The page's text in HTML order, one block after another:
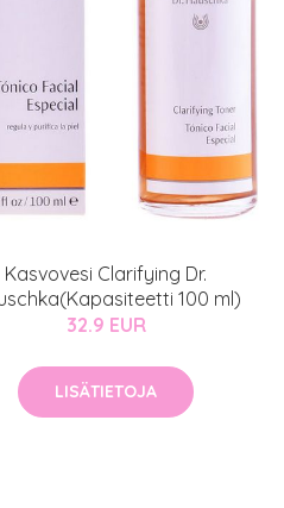
Kasvovesi Clarifying Dr.
100 ml)
32.9 EUR
LISÄTIETOJA